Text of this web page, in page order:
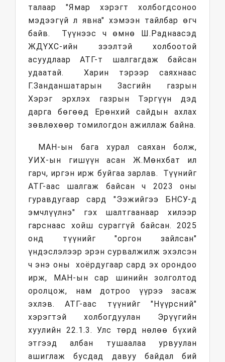
талаар "Ямар хэрэгт холбогдсоноо
мэдээгүй л явна" хэмээн тайлбар өгч
байв. Түүнээс ч өмнө Ш.Раднаасэд
ЖДҮХС-ийн зээлтэй холбоотой
асуудлаар АТГ-т шалгагдаж байсан
удаатай. Харин тэрээр саяхнаас
Г.Занданшатарын Засгийн газрын
Хэрэг эрхлэх газрын Тэргүүн дэд
дарга бөгөөд Ерөнхий сайдын ахлах
зөвлөхөөр томилогдон ажиллаж байна.
МАН-ын бага хурал саяхан болж,
УИХ-ын гишүүн асан Ж.Мөнхбат ил
гарч, иргэн ирж буйгаа зарлав. Түүнийг
АТГ-аас шалгаж байсан ч 2023 оны
гуравдугаар сард "Ээжийгээ БНСУ-д
эмчлүүлнэ" гэх шалтгаанаар хилээр
гарснаас хойш сураггүй байсан. 2025
онд түүнийг "оргон зайлсан"
үндэслэлээр эрэн сурвалжилж эхэлсэн
ч энэ оны хоёрдугаар сард эх орондоо
ирж, МАН-ын сар шинийн золголтод
оролцож, нам дотроо үүрээ засаж
эхлэв. АТГ-аас түүнийг "Нүүрсний"
хэрэгтэй холбогдуулан Эрүүгийн
хуулийн 22.1.3. Улс төрд нөлөө бүхий
этгээд албан тушаалаа урвуулан
ашиглаж бусдад давуу байдал бий